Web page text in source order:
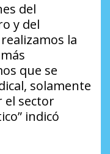
del
y del
la
que se
solamente
sector
indicó